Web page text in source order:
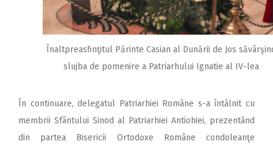
Înaltpreasfinţitul Părinte Casian al Dunării de Jos
slujba de pomenire a Patriarhului Ignatie al IV-lea
În continuare, delegatul Patriarhiei Române s-a întâlnit cu
membrii Sfântului Sinod al Patriarhiei Antiohiei, prezentând
din partea Bisericii Ortodoxe Române condoleanţe